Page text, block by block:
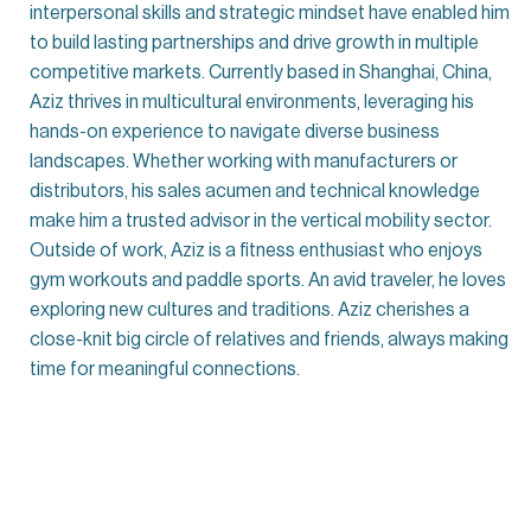
interpersonal skills and strategic mindset have enabled him
to build lasting partnerships and drive growth in multiple
competitive markets. Currently based in Shanghai, China,
Aziz thrives in multicultural environments, leveraging his
hands-on experience to navigate diverse business
landscapes. Whether working with manufacturers or
distributors, his sales acumen and technical knowledge
make him a trusted advisor in the vertical mobility sector.
Outside of work, Aziz is a fitness enthusiast who enjoys
gym workouts and paddle sports. An avid traveler, he loves
exploring new cultures and traditions. Aziz cherishes a
close-knit big circle of relatives and friends, always making
time for meaningful connections.